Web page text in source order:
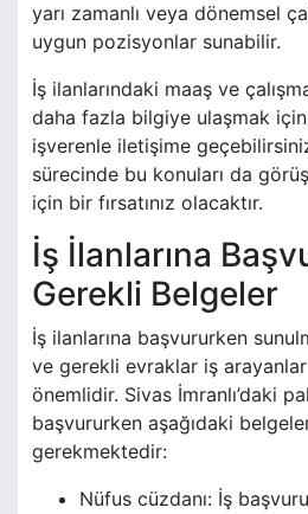
yarı zamanlı veya dönemsel
uygun pozisyonlar sunabilir.
İş ilanlarındaki maaş ve
daha fazla bilgiye ulaşmak
işverenle iletişime
sürecinde bu konuları da
için bir fırsatınız olacaktır.
İş İlanlarına
Gerekli Belgeler
İş ilanlarına başvururken
ve gerekli evraklar iş
önemlidir. Sivas İmranlı’daki
başvururken aşağıdaki
gerekmektedir:
Nüfus cüzdanı: İş